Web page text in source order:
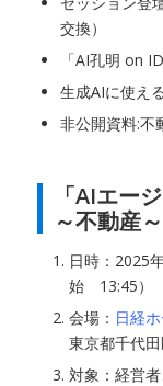
交換）
「AI孔明 on
生成AIに使え
非公開資料:不
「AIエー
～不動産
日時：2025
始 13:45）
会場： 日経
東京都千代
対象：経営